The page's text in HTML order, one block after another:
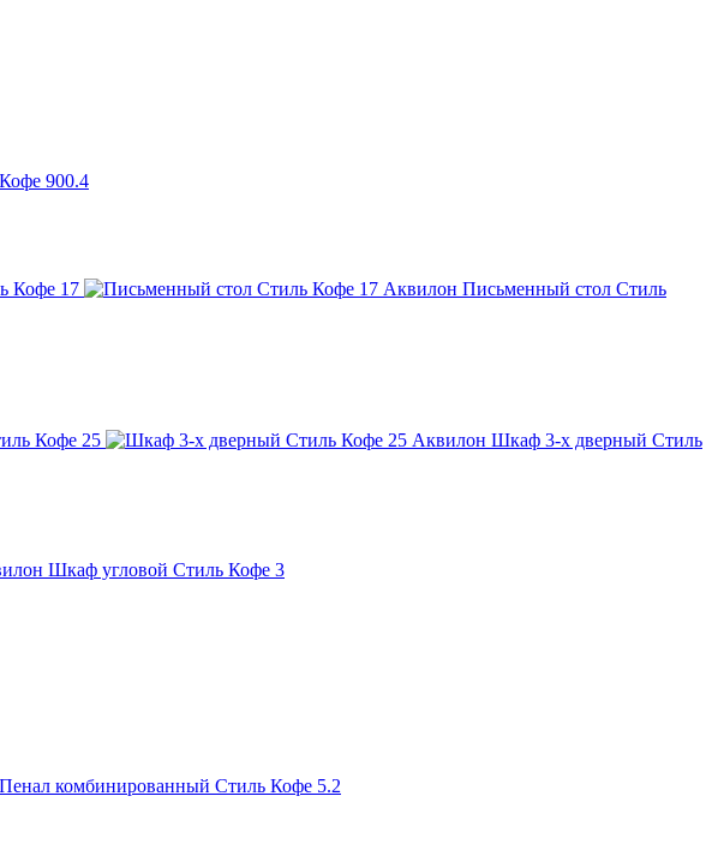
900.4
Аквилон Письменный стол Стиль
Аквилон Шкаф 3-х дверный Стиль
Шкаф угловой Стиль Кофе 3
комбинированный Стиль Кофе 5.2